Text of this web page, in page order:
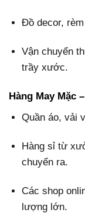
Đồ decor,
Vận chuyển
trầy xước.
Hàng May Mặc
Quần áo, vải
Hàng sỉ từ
chuyển ra.
Các shop
lượng lớn.